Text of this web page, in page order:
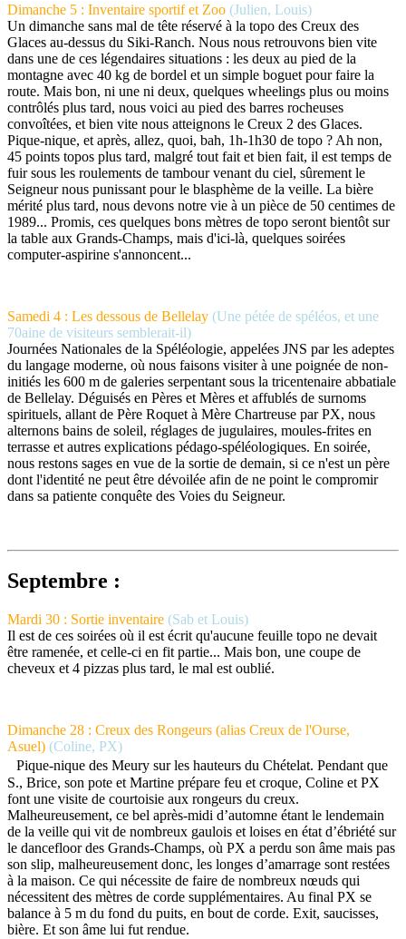
Dimanche 5 : Inventaire sportif et Zoo (Julien, Louis)
Un dimanche sans mal de tête réservé à la topo des Creux des
Glaces au-dessus du Siki-Ranch. Nous nous retrouvons bien vite
dans une de ces légendaires situations : les deux au pied de la
montagne avec 40 kg de bordel et un simple boguet pour faire la
route. Mais bon, ni une ni deux, quelques wheelings plus ou moins
contrôlés plus tard, nous voici au pied des barres rocheuses
convoîtées, et bien vite nous atteignons le Creux 2 des Glaces.
Pique-nique, et après, allez, quoi, bah, 1h-1h30 de topo ? Ah non,
45 points topos plus tard, malgré tout fait et bien fait, il est temps de
fuir sous les roulements de tambour venant du ciel, sûrement le
Seigneur nous punissant pour le blasphème de la veille. La bière
mérité plus tard, nous devons notre vie à un pièce de 50 centimes de
1989... Promis, ces quelques bons mètres de topo seront bientôt sur
la table aux Grands-Champs, mais d'ici-là, quelques soirées
computer-aspirine s'annoncent...
Samedi 4 : Les dessous de Bellelay (Une pétée de spéléos, et une
70aine de visiteurs semblerait-il)
Journées Nationales de la Spéléologie, appelées JNS par les adeptes
du langage moderne, où nous faisons visiter à une poignée de non-
initiés les 600 m de galeries serpentant sous la tricentenaire abbatiale
de Bellelay. Déguisés en Pères et Mères et affublés de surnoms
spirituels, allant de Père Roquet à Mère Chartreuse par PX, nous
alternons bains de soleil, réglages de jugulaires, moules-frites en
terrasse et autres explications pédago-spéléologiques. En soirée,
nous restons sages en vue de la sortie de demain, si ce n'est un père
dont l'identité ne peut être dévoilée afin de ne point le compromir
dans sa patiente conquête des Voies du Seigneur.
Septembre :
Mardi 30 : Sortie inventaire (Sab et Louis)
Il est de ces soirées où il est écrit qu'aucune feuille topo ne devait
être ramenée, et celle-ci en fit partie... Mais bon, une coupe de
cheveux et 4 pizzas plus tard, le mal est oublié.
Dimanche 28 : Creux des Rongeurs (alias Creux de l'Ourse,
Asuel) (Coline, PX)
Pique-nique des Meury sur les hauteurs du Chételat. Pendant que
S., Brice, son pote et Martine prépare feu et croque, Coline et PX
font une visite de courtoisie aux rongeurs du creux.
Malheureusement, ce bel après-midi d’automne étant le lendemain
de la veille qui vit de nombreux gaulois et loises en état d’ébriété sur
le dancefloor des Grands-Champs, où PX a perdu son âme mais pas
son slip, malheureusement donc, les longes d’amarrage sont restées
à la maison. Ce qui nécessite de faire de nombreux nœuds qui
nécessitent des mètres de corde supplémentaires. Au final PX se
balance à 5 m du fond du puits, en bout de corde. Exit, saucisses,
bière. Et son âme lui fut rendue.